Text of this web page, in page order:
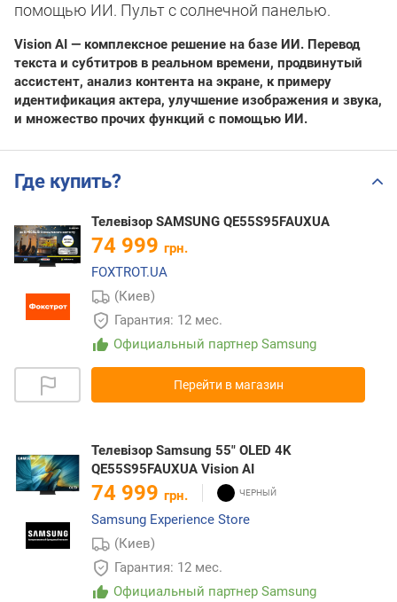
помощью ИИ. Пульт с солнечной панелью.
Vision AI — комплексное решение на базе ИИ. Перевод
текста и субтитров в реальном времени, продвинутый
ассистент, анализ контента на экране, к примеру
идентификация актера, улучшение изображения и звука,
и множество прочих функций с помощью ИИ.
Где купить?
Телевізор SAMSUNG QE55S95FAUXUA
74 999 грн.
FOXTROT.UA
(Киев)
Гарантия: 12 мес.
Официальный партнер Samsung
Перейти в магазин
Телевізор Samsung 55" OLED 4K
QE55S95FAUXUA Vision AI
74 999 грн.
Samsung Experience Store
(Киев)
Гарантия: 12 мес.
Официальный партнер Samsung